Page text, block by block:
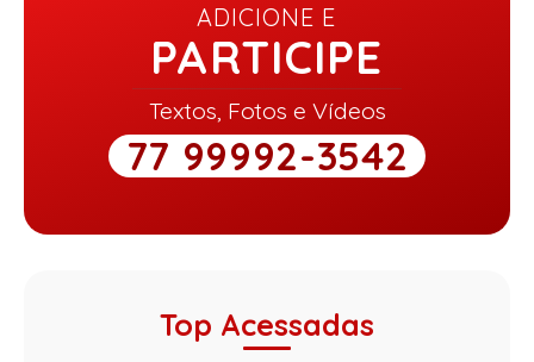
ADICIONE E
PARTICIPE
Textos, Fotos e Vídeos
77 99992-3542
Top Acessadas